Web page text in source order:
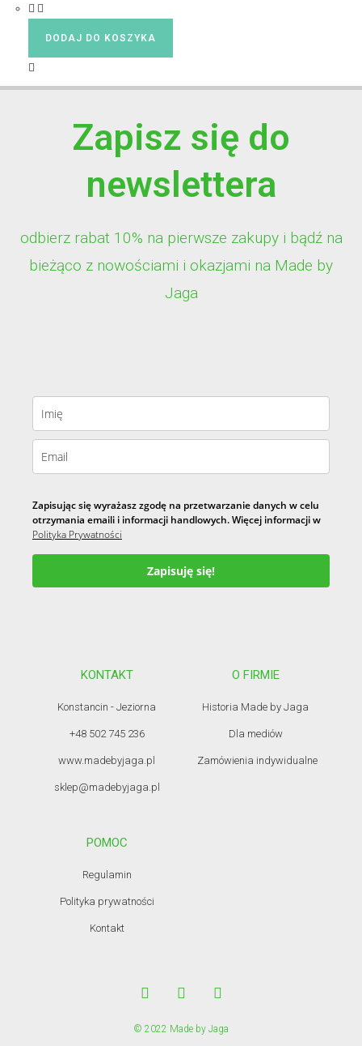
DODAJ DO KOSZYKA
Zapisz się do
newslettera
odbierz rabat 10% na pierwsze zakupy i bądź na
bieżąco z nowościami i okazjami na Made by
Jaga
Zapisując się wyrażasz zgodę na przetwarzanie danych w celu
otrzymania emaili i informacji handlowych. Więcej informacji w
Polityka Prywatności
Zapisuję się!
KONTAKT
Konstancin - Jeziorna
+48 502 745 236
www.madebyjaga.pl
sklep@madebyjaga.pl
O FIRMIE
Historia Made by Jaga
Dla mediów
Zamówienia indywidualne
POMOC
Regulamin
Polityka prywatności
Kontakt
© 2022 Made by Jaga